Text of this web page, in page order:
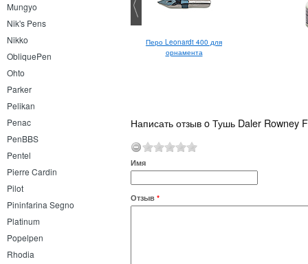
Mungyo
Nik's Pens
Nikko
ObliquePen
Ohto
Parker
Pelikan
Penac
PenBBS
Pentel
Pierre Cardin
Pilot
Pininfarina Segno
Platinum
Popelpen
Rhodia
Перо Leonardt 400 для
орнамента
Написать отзыв o Тушь Daler
Имя
Отзыв *